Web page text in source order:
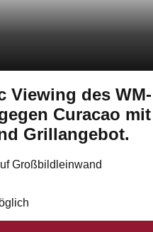
Viewing des WM-
Curacao mit
Grillangebot.
Großbildleinwand